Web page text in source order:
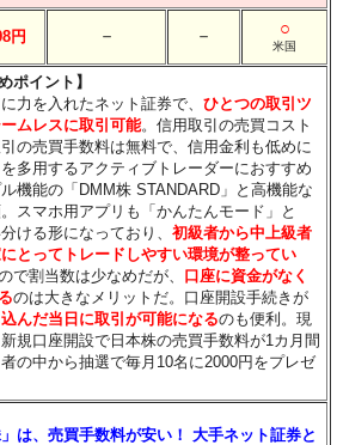
円 － － ○
米国
ポイント】
力を入れたネット証券で、ひとつの取引ツ
ムレスに取引可能。信用取引の売買コスト
の売買手数料は無料で、信用金利も低めに
多用するアクティブトレーダーにおすすめ
機能の「DMM株 STANDARD」と高機能な
スマホ用アプリも「かんたんモード」と
ける形になっており、初級者から中上級者
とってトレードしやすい環境が整ってい
で割当数は少なめだが、 口座に資金がなく
のは大きなメリットだ。口座開設手続きが
んだ当日に取引が可能になるのも便利。現
規口座開設で日本株の売買手数料が1カ月間
の中から抽選で毎月10名に2000円をプレゼ
は、売買手数料が安い！ 大手ネット証券と